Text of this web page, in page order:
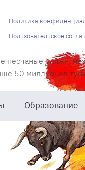
пляжи,
50 миллионов
Образование
Политика
Пользовательское